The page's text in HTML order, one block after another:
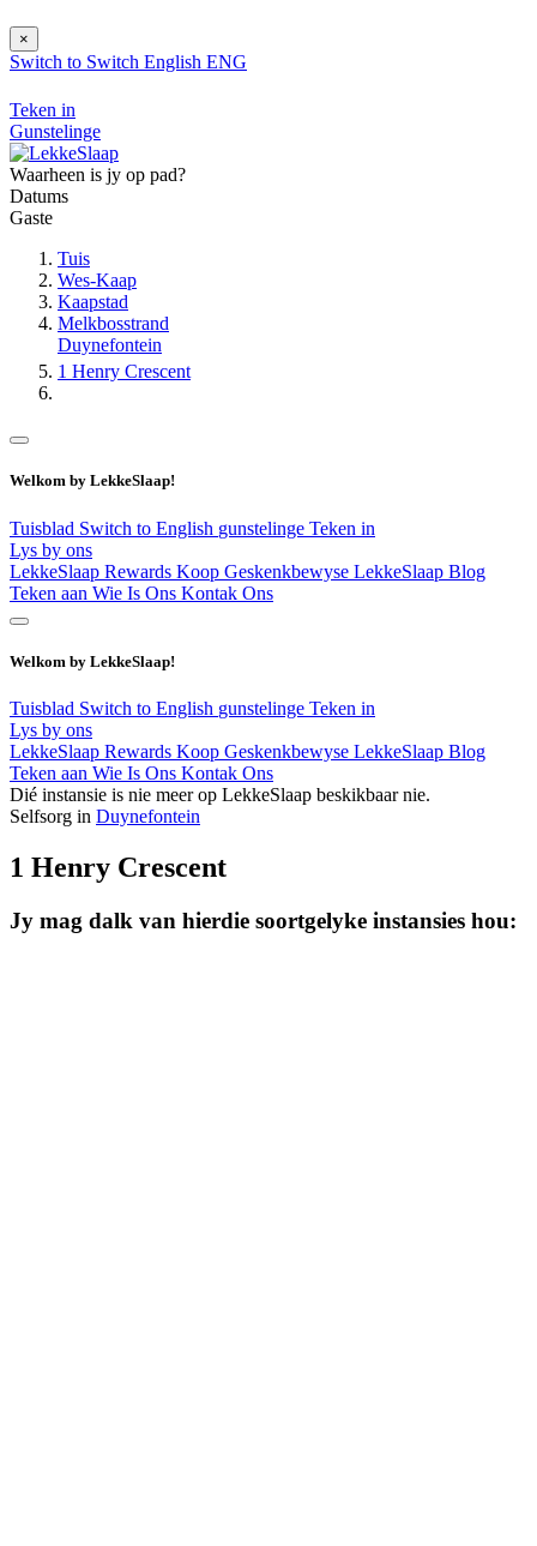
×
Switch to Switch English ENG
Teken in
Gunstelinge
Waarheen is jy op pad?
Datums
Gaste
Tuis
Wes-Kaap
Kaapstad
Melkbosstrand
Duynefontein
1 Henry Crescent
Welkom by LekkeSlaap!
Tuisblad Switch to English gunstelinge Teken in
Lys by ons
LekkeSlaap Rewards Koop Geskenkbewyse LekkeSlaap Blog
Teken aan Wie Is Ons Kontak Ons
Welkom by LekkeSlaap!
Tuisblad Switch to English gunstelinge Teken in
Lys by ons
LekkeSlaap Rewards Koop Geskenkbewyse LekkeSlaap Blog
Teken aan Wie Is Ons Kontak Ons
Dié instansie is nie meer op LekkeSlaap beskikbaar nie.
Selfsorg in Duynefontein
1 Henry Crescent
Jy mag dalk van hierdie soortgelyke instansies hou: